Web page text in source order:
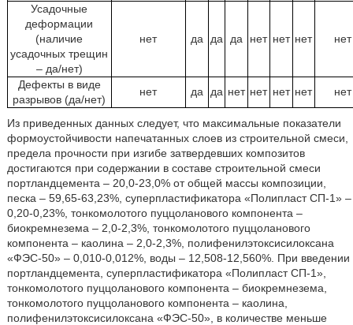
Усадочные
деформации
(наличие
усадочных трещин
– да/нет)
нет да да да нет нет нет нет
Дефекты в виде
разрывов (да/нет)
нет да да нет нет нет нет нет
Из приведенных данных следует, что максимальные показатели
формоустойчивости напечатанных слоев из строительной смеси,
предела прочности при изгибе затвердевших композитов
достигаются при содержании в составе строительной смеси
портландцемента – 20,0-23,0% от общей массы композиции,
песка – 59,65-63,23%, суперпластификатора «Полипласт СП-1» –
0,20-0,23%, тонкомолотого пуццоланового компонента –
биокремнезема – 2,0-2,3%, тонкомолотого пуццоланового
компонента – каолина – 2,0-2,3%, полифенилэтоксисилоксана
«ФЭС-50» – 0,010-0,012%, воды – 12,508-12,560%. При введении
портландцемента, суперпластификатора «Полипласт СП-1»,
тонкомолотого пуццоланового компонента – биокремнезема,
тонкомолотого пуццоланового компонента – каолина,
полифенилэтоксисилоксана «ФЭС-50», в количестве меньше